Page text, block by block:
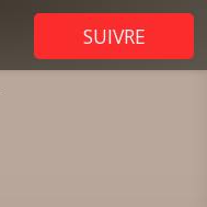
SUIVRE